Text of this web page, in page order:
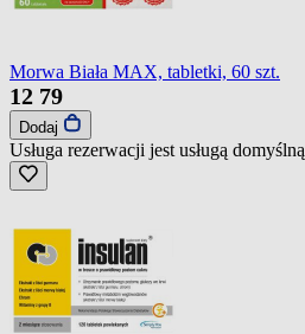
Morwa Biała MAX, tabletki, 60 szt.
12 79
Dodaj
Usługa rezerwacji jest usługą domyślną